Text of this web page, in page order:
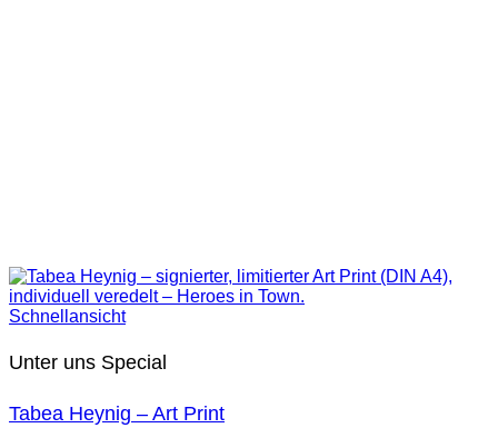
Schnellansicht
Unter uns Special
Tabea Heynig – Art Print